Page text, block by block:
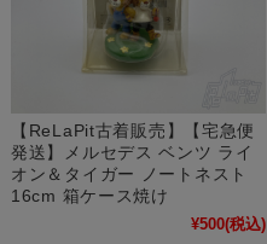
【ReLaPit古着販売】【宅急便
発送】メルセデス ベンツ ライ
オン＆タイガー ノートネスト
16cm 箱ケース焼け
¥500(税込)